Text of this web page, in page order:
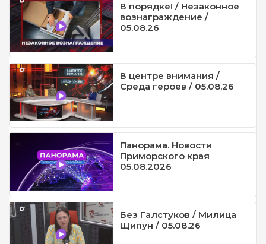
В порядке! / Незаконное
вознаграждение /
05.08.26
В центре внимания /
Среда героев / 05.08.26
Панорама. Новости
Приморского края
05.08.2026
Без Галстуков / Милица
Щипун / 05.08.26